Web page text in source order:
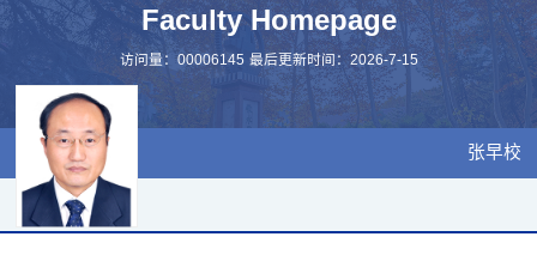
教学工作
课程概括
Faculty Homepage
访问量：00006145 最后更新时间：2026-7-15
张早校